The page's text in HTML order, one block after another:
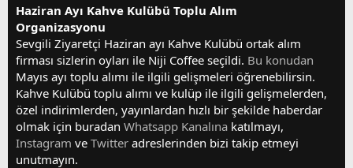
Haziran Ayı Kahve Kulübü Toplu Alım
Organizasyonu
Sevgili Ziyaretçi Haziran ayı Kahve Kulübü ortak alım
firması sizlerin oyları ile Niji Coffee seçildi. Bu konudan
Mayıs ayı toplu alımı ile ilgili gelişmeleri öğrenebilirsin.
Kahve Kulübü toplu alımı ve kulüp ile ilgili gelişmelerden,
özel indirimlerden, yayınlardan hızlı bir şekilde haberdar
olmak için buradan Whatsapp Kanalına katılmayı,
Instagram ve Twitter adreslerinden bizi takip etmeyi
unutmayın.